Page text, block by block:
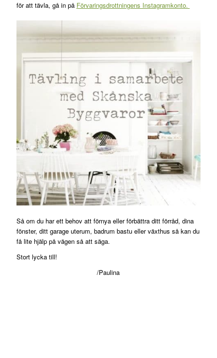
för att tävla, gå in på Förvaringsdrottningens Instagramkonto.
Så om du har ett behov att förnya eller förbättra ditt förråd, dina
fönster, ditt garage uterum, badrum bastu eller växthus så kan du
få lite hjälp på vägen så att säga.
Stort lycka till!
/Paulina